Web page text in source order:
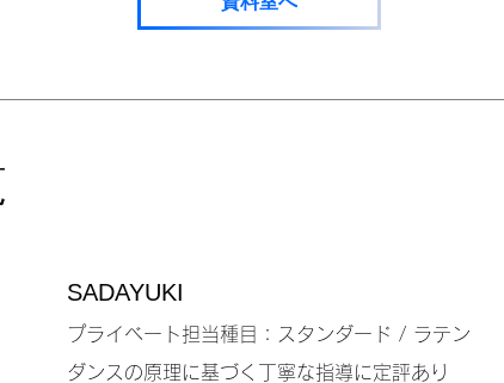
SADAYUKI
​​プライベート担当種目：スタンダード / ラテン
ダンスの原理に基づく丁寧な指導に定評あり